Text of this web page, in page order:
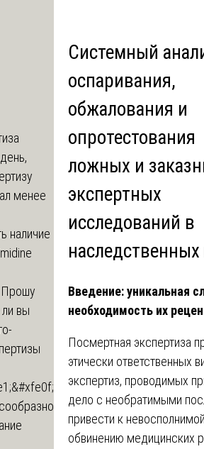
Системный
оспаривания,
обжалования и
опротестования
ложных и
экспертных
исследований в
Введение: уникальная
необходимость их
Посмертная экспертиза
этически ответственных
экспертиз, проводимых
дело с необратимыми
привести к
обвинению медицинских
менее
наличие
Прошу
вы